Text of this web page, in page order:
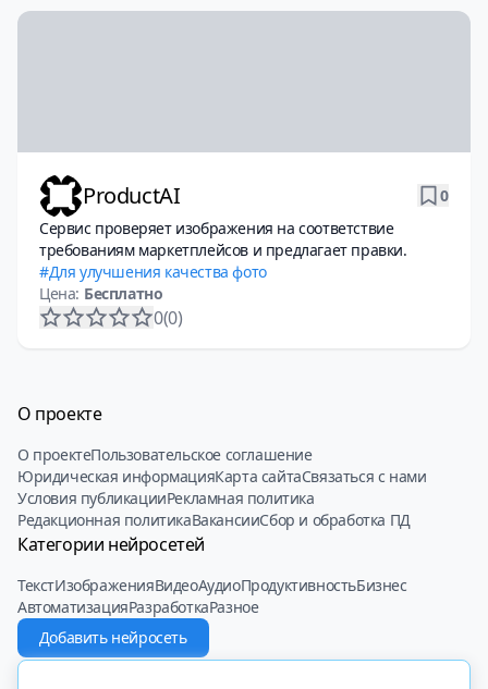
ProductAI
0
Сервис проверяет изображения на соответствие
требованиям маркетплейсов и предлагает правки.
Для улучшения качества фото
Цена: Бесплатно
0(0)
О проекте
О проектеПользовательское соглашение
Юридическая информацияКарта сайтаСвязаться с нами
Условия публикацииРекламная политика
Редакционная политикаВакансииСбор и обработка ПД
Категории нейросетей
ТекстИзображенияВидеоАудиоПродуктивностьБизнес
АвтоматизацияРазработкаРазное
Добавить нейросеть